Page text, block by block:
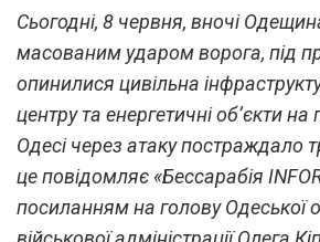
Сьогодні, 8 червня, вночі
масованим ударом ворога, під
опинилися цивільна
центру та енергетичні об’єкти на
Одесі через атаку постраждало
це повідомляє «Бессарабія
посиланням на голову Одеської